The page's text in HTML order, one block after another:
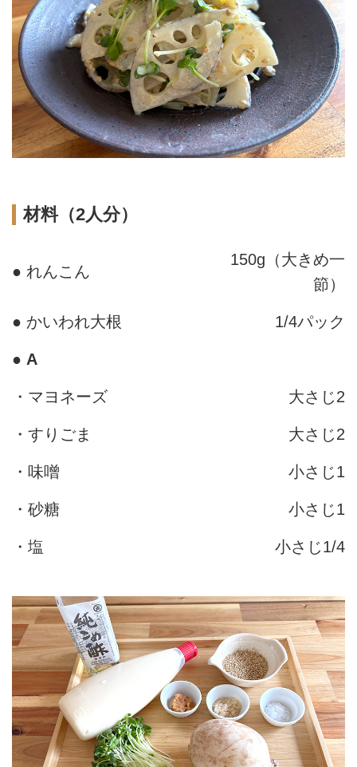
材料（2人分）
● れんこん
150g（大きめ一
節）
● かいわれ大根 1/4パック
● A
・マヨネーズ 大さじ2
・すりごま 大さじ2
・味噌 小さじ1
・砂糖 小さじ1
・塩 小さじ1/4